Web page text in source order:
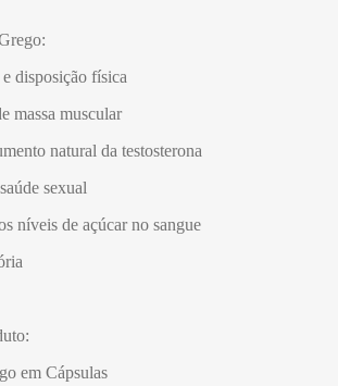
disposição física
massa muscular
natural da testosterona
sexual
níveis de açúcar no sangue
em Cápsulas